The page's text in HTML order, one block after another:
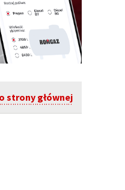
strony głównej